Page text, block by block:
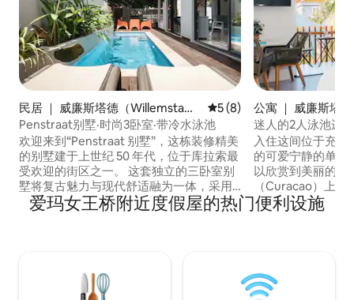
民居 ｜ 威廉斯塔德（Willemsta
d）
平均评分 5 分（满分 5 分）
5 (8)
Penstraat别墅·时尚3卧室·带冷水泳池
欢迎来到“Penstraat 别墅”，这栋装修精美
的别墅建于上世纪 50 年代，位于库拉索最
受欢迎的街区之一。 这套独立的三卧室别
墅将复古魅力与现代舒适融为一体，采用
原汁原味的马德拉手工瓷砖，配备一个位
于瓦亚卡树荫下的小型泳池，室内外起居
（Willemstad）的联合国教科文组织历史
中心和曼博海滩（Mambo Beach）。
公寓 ｜ 威廉斯塔
tad）
迷人的2人泳池边
的Pietermaai
入住这间位于充
的可爱宁静的单间
以欣赏到美丽的荷
（Curacao）上
产威廉斯塔德（
将入住迷人、五
调，并提供泳池通
爱玛女王桥附近度假屋的热门便利设施